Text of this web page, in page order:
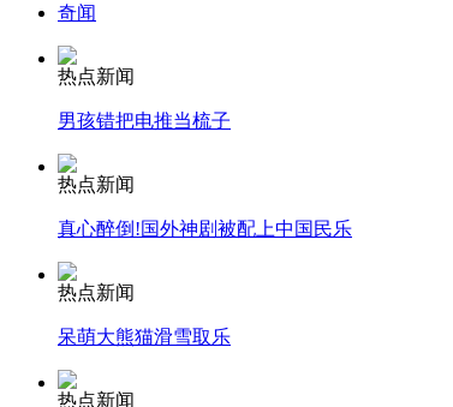
外交部：有关国家言论片面不公正
安徽一实载49人客车翻车
走！跟着总书记去植树
消防员救轻生者
奇闻
热点新闻
男孩错把电推当梳子
热点新闻
真心醉倒!国外神剧被配上中国民乐
热点新闻
呆萌大熊猫滑雪取乐
热点新闻